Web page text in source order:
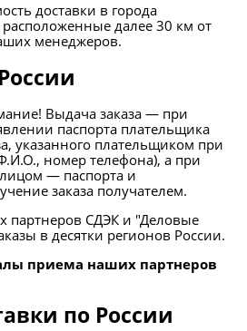
доставки в города
далее 30 км от
менеджеров.
Выдача заказа — при
паспорта плательщика
указанного плательщиком при
номер телефона), а при
— паспорта и
заказа получателем.
СДЭК и "Деловые
в десятки регионов России.
приема наших партнеров
по России